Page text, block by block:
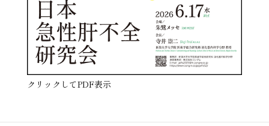
クリックしてPDF表示